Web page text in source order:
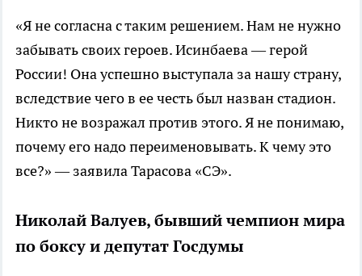
«Я не согласна с таким решением. Нам не нужно
забывать своих героев. Исинбаева — герой
России! Она успешно выступала за нашу страну,
вследствие чего в ее честь был назван стадион.
Никто не возражал против этого. Я не понимаю,
почему его надо переименовывать. К чему это
все?» — заявила Тарасова «СЭ».
Николай Валуев, бывший чемпион мира
по боксу и депутат Госдумы